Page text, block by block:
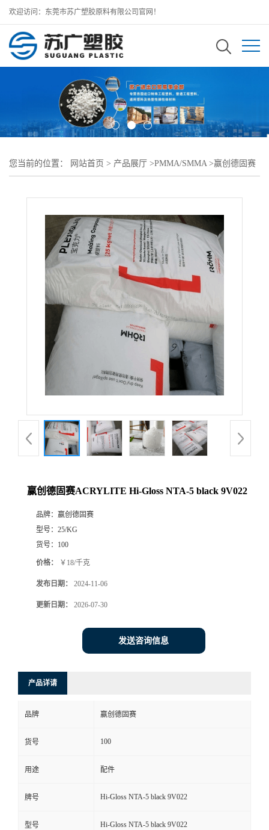
欢迎访问：东莞市苏广塑胶原料有限公司官网！
您当前的位置： 网站首页 > 产品展厅 >PMMA/SMMA >赢创德固赛
赢创德固赛ACRYLITE Hi-Gloss NTA-5 black 9V022
品牌： 赢创德固赛
型号： 25/KG
货号： 100
价格： ￥18/千克
发布日期： 2024-11-06
更新日期： 2026-07-30
发送咨询信息
产品详请
品牌 赢创德固赛
货号 100
用途 配件
牌号 Hi-Gloss NTA-5 black 9V022
型号 Hi-Gloss NTA-5 black 9V022